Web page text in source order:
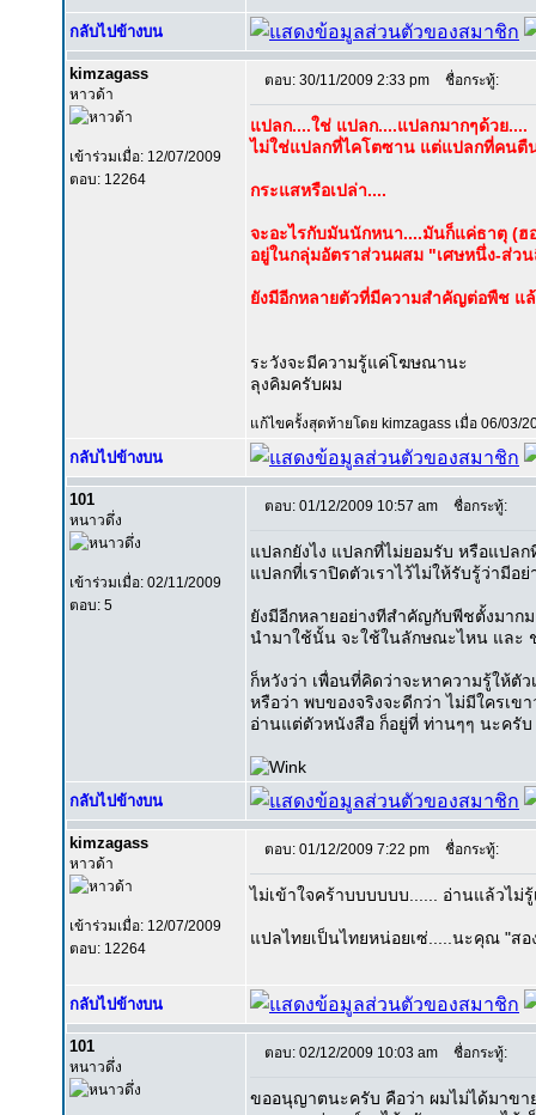
กลับไปข้างบน
kimzagass
หาวด้า
เข้าร่วมเมื่อ: 12/07/2009
ตอบ: 12264
ตอบ: 30/11/2009 2:33 pm ชื่อกระทู้:
แปลก....ใช่ แปลก....แปลกมากๆด้วย....
ไม่ใช่แปลกที่ไคโตซาน แต่แปลกที่คนตื
กระแสหรือเปล่า....
จะอะไรกับมันนักหนา....มันก็แค่ธาตุ (ฮ
อยู่ในกลุ่มอัตราส่วนผสม "เศษหนึ่ง-ส่ว
ยังมีอีกหลายตัวที่มีความสำคัญต่อพืช แ
ระวังจะมีความรู้แค่โฆษณานะ
ลุงคิมครับผม
แก้ไขครั้งสุดท้ายโดย kimzagass เมื่อ 06/03/
กลับไปข้างบน
101
หนาวดึ่ง
เข้าร่วมเมื่อ: 02/11/2009
ตอบ: 5
ตอบ: 01/12/2009 10:57 am ชื่อกระทู้:
แปลกยังไง แปลกที่ไม่ยอมรับ หรือแปลก
แปลกที่เราปิดตัวเราไว้ไม่ให้รับรู้ว่ามีอ
ยังมีอีกหลายอย่างทีสำคัญกับพีชตั้งมากม
นำมาใช้นั้น จะใช้ในลักษณะไหน และ ช่
ก็หวังว่า เพื่อนที่คิดว่าจะหาความรู้ให้ตั
หรือว่า พบของจริงจะดีกว่า ไม่มีใครเข
อ่านแต่ตัวหนังสือ ก็อยู่ที่ ท่านๆๆ นะครับ
กลับไปข้างบน
kimzagass
หาวด้า
เข้าร่วมเมื่อ: 12/07/2009
ตอบ: 12264
ตอบ: 01/12/2009 7:22 pm ชื่อกระทู้:
ไม่เข้าใจคร้าบบบบบบ...... อ่านแล้วไม่
แปลไทยเป็นไทยหน่อยเซ่.....นะคุณ "สอ
กลับไปข้างบน
101
หนาวดึ่ง
ตอบ: 02/12/2009 10:03 am ชื่อกระทู้:
ขออนุญาตนะครับ คือว่า ผมไม่ได้มาขา